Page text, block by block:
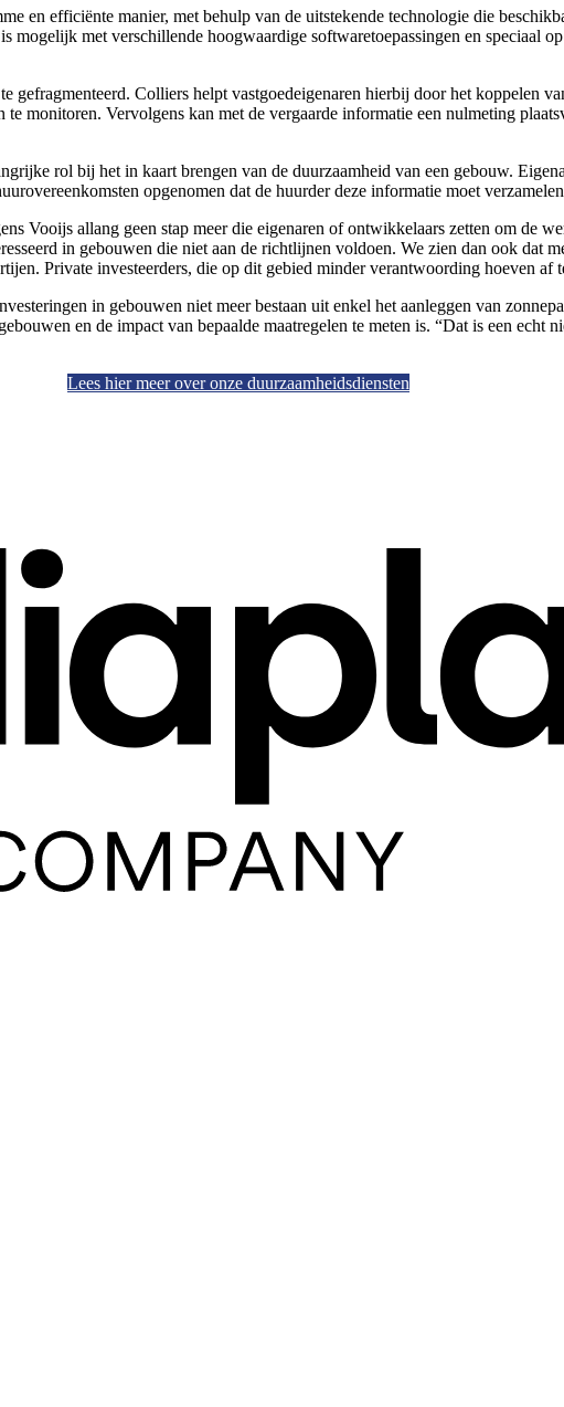
en efficiënte manier, met behulp van de uitstekende technologie die
met verschillende hoogwaardige softwaretoepassingen en speciaal
gefragmenteerd. Colliers helpt vastgoedeigenaren hierbij door het koppelen
monitoren. Vervolgens kan met de vergaarde informatie een nulmeting
rol bij het in kaart brengen van de duurzaamheid van een gebouw.
opgenomen dat de huurder deze informatie moet
Vooijs allang geen stap meer die eigenaren of ontwikkelaars zetten om de
in gebouwen die niet aan de richtlijnen voldoen. We zien dan ook dat
Private investeerders, die op dit gebied minder verantwoording hoeven af
in gebouwen niet meer bestaan uit enkel het aanleggen van
en de impact van bepaalde maatregelen te meten is. “Dat is een
Lees hier meer over onze duurzaamheidsdiensten